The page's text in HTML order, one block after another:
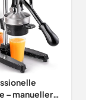
– manueller